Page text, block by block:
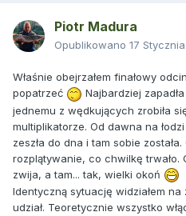
Piotr Madura
Opublikowano 17
Właśnie obejrzałem finałowy
popatrzeć
Najbardziej
jednemu z wędkujących zrobiła
multiplikatorze. Od dawna na
zeszła do dna i tam sobie
rozplątywanie, co chwilkę trwało.
zwija, a tam... tak, wielki okoń
Identyczną sytuację widziałem
udział. Teoretycznie wszystko